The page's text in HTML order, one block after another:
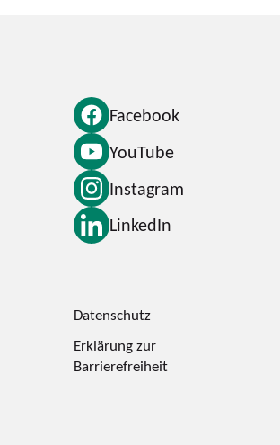
Facebook
YouTube
Instagram
LinkedIn
Datenschutz
Erklärung zur
Barrierefreiheit